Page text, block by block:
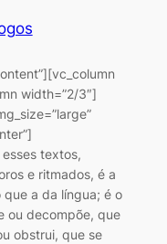
width=”2/3″]
textos,
e ritmados, é a
a da língua; é o
ou decompõe, que
obstrui, que se